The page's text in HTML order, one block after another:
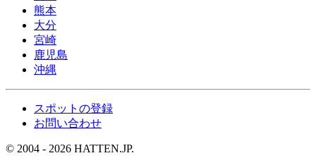
熊本
大分
宮崎
鹿児島
沖縄
スポットの登録
お問い合わせ
© 2004 - 2026 HATTEN.JP.